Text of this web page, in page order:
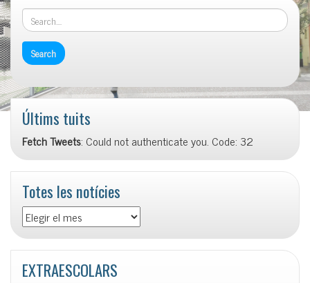
Últims tuits
Fetch Tweets: Could not authenticate you. Code: 32
Totes les notícies
Totes
les
notícies
EXTRAESCOLARS